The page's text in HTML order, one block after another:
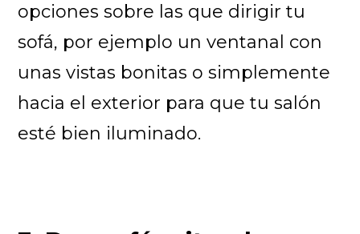
opciones sobre las que dirigir tu
sofá, por ejemplo un ventanal con
unas vistas bonitas o simplemente
hacia el exterior para que tu salón
esté bien iluminado.